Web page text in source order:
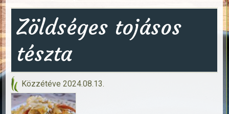
Zöldséges tojásos
tészta
Közzétéve 2024.08.13.